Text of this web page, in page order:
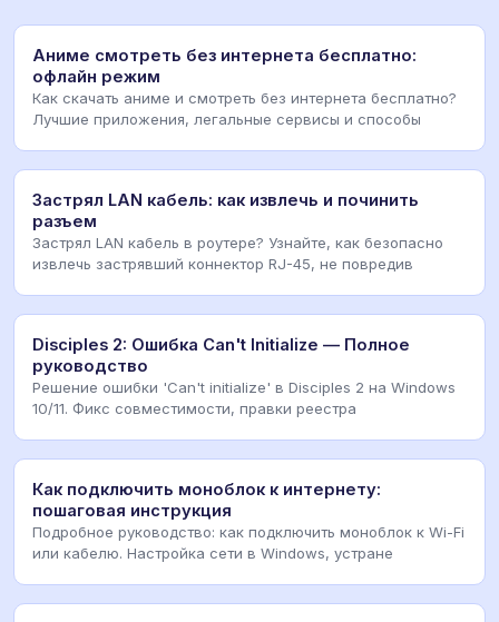
Аниме смотреть без интернета бесплатно:
офлайн режим
Как скачать аниме и смотреть без интернета бесплатно?
Лучшие приложения, легальные сервисы и способы
Застрял LAN кабель: как извлечь и починить
разъем
Застрял LAN кабель в роутере? Узнайте, как безопасно
извлечь застрявший коннектор RJ-45, не повредив
Disciples 2: Ошибка Can't Initialize — Полное
руководство
Решение ошибки 'Can't initialize' в Disciples 2 на Windows
10/11. Фикс совместимости, правки реестра
Как подключить моноблок к интернету:
пошаговая инструкция
Подробное руководство: как подключить моноблок к Wi-Fi
или кабелю. Настройка сети в Windows, устране